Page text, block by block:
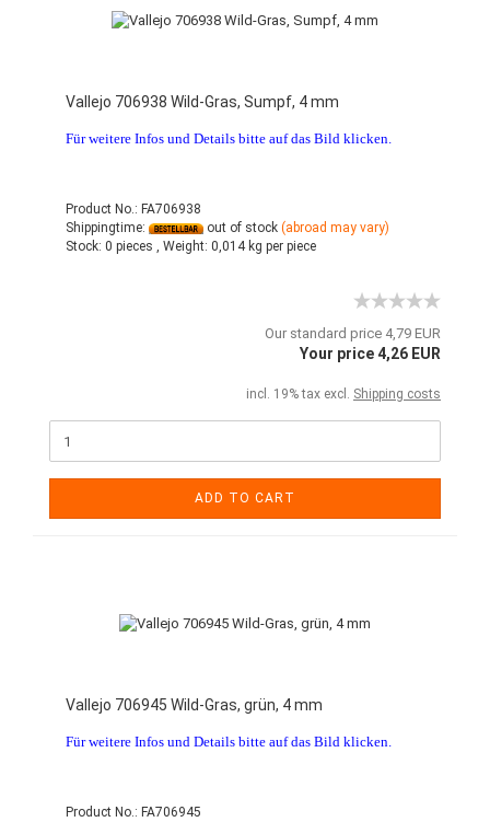
Vallejo 706938 Wild-Gras, Sumpf, 4 mm
Für weitere Infos und Details bitte auf das Bild klicken.
Product No.: FA706938
Shippingtime:
out of stock (abroad may vary)
Stock: 0 pieces , Weight: 0,014kg per piece
Our standard price 4,79 EUR
Your price 4,26 EUR
incl. 19% tax excl. Shipping costs
ADD TO CART
Vallejo 706945 Wild-Gras, grün, 4 mm
Für weitere Infos und Details bitte auf das Bild klicken.
Product No.: FA706945